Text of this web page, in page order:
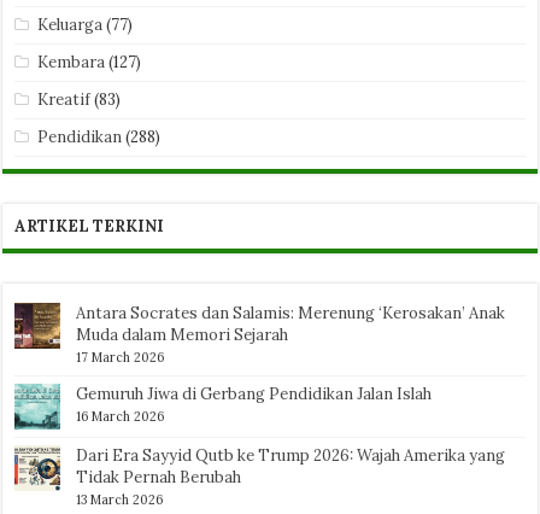
Keluarga(77)
Kembara(127)
Kreatif(83)
Pendidikan(288)
ARTIKEL TERKINI
Antara Socrates dan Salamis: Merenung ‘Kerosakan’ Anak
Muda dalam Memori Sejarah
17 March 2026
Gemuruh Jiwa di Gerbang Pendidikan Jalan Islah
16 March 2026
Dari Era Sayyid Qutb ke Trump 2026: Wajah Amerika yang
Tidak Pernah Berubah
13 March 2026